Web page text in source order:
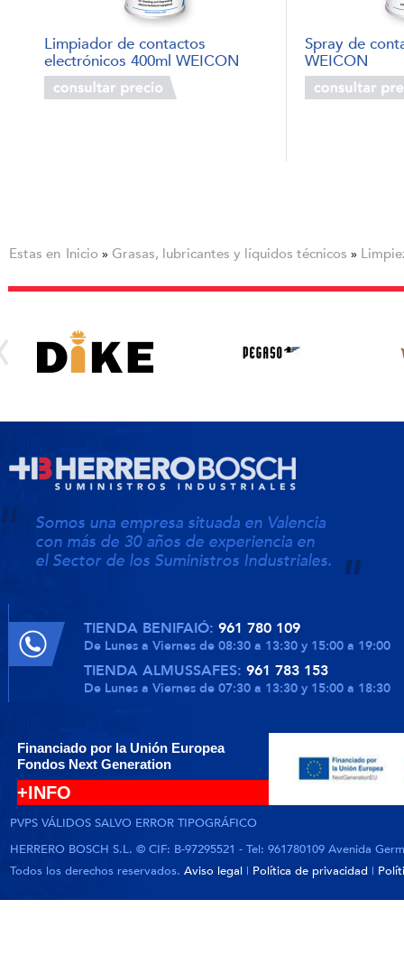
Limpiador de contactos
electrónicos 400ml WEICON
Spray de
WEICON
Estas en Inicio » Grasas, lubricantes y líquidos técnicos »
Somos una empresa situada en Valencia
con más de 30 años de experiencia en
el Sector de los Suministros Industriales.
TIENDA BENIFAIÓ: 961 780 109
De Lunes a Viernes de 08:30 a 13:30 y 15:00 a 19:00
TIENDA ALMUSSAFES: 961 783 153
De Lunes a Viernes de 07:30 a 13:30 y 15:00 a 18:30
Financiado por la Unión Europea
Fondos Next Generation
+INFO
PVPS VÁLIDOS SALVO ERROR TIPOGRÁFICO
HERRERO BOSCH S.L. © CIF: B-97295521 - Tel: 961780109 Avenida
Todos los derechos reservados. Aviso legal | Política de privacidad |